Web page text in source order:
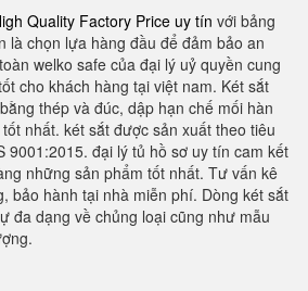
Quality Factory Price uy tín với bảng
là chọn lựa hàng đầu để đảm bảo an
welko safe của đại lý uỷ quyền cung
cho khách hàng tại việt nam. Két sắt
thép và đúc, dập hạn chế mối hàn
nhất. két sắt được sản xuất theo tiêu
9001:2015. đại lý tủ hồ sơ uy tín cam kết
những sản phẩm tốt nhất. Tư vấn kê
bảo hành tại nhà miễn phí. Dòng két sắt
đa dạng về chủng loại cũng như mẫu